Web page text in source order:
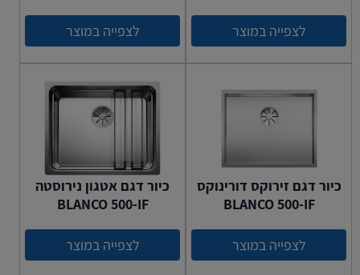
לצפייה במוצר לצפייה במוצר
כיור דגם זירוקס דורינוקס
BLANCO 500-IF
לצפייה במוצר
כיור דגם אטגון נירוסטה
BLANCO 500-IF
לצפייה במוצר